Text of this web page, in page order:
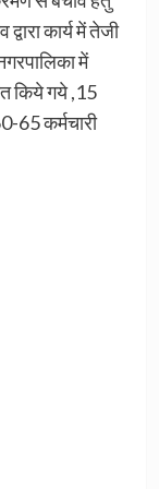
कार्य में तेजी
में
किये गये ,15
65 कर्मचारी